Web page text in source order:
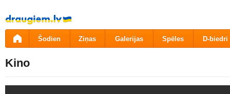
Pāriet
uz
saturu
Šodien Ziņas Galerijas Spēles D-biedri
Kino